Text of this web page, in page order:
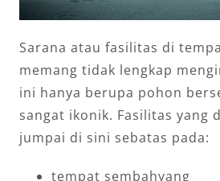
Sarana atau fasilitas di
memang tidak lengkap
ini hanya berupa pohon
sangat ikonik. Fasilitas yang
jumpai di sini sebatas pada:
tempat sembahyang